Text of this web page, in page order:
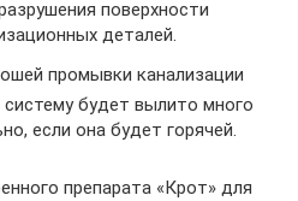
поверхности
деталей.
промывки канализации
будет вылито много
если она будет горячей.
препарата «Крот» для